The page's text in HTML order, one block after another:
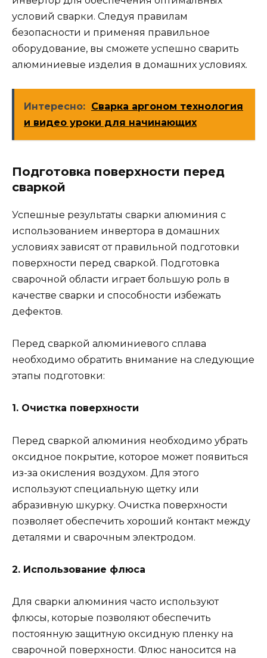
условий сварки. Следуя правилам
безопасности и применяя правильное
оборудование, вы сможете успешно сварить
алюминиевые изделия в домашних условиях.
Интересно: Сварка аргоном технология
и видео уроки для начинающих
Подготовка поверхности перед
сваркой
Успешные результаты сварки алюминия с
использованием инвертора в домашних
условиях зависят от правильной подготовки
поверхности перед сваркой. Подготовка
сварочной области играет большую роль в
качестве сварки и способности избежать
дефектов.
Перед сваркой алюминиевого сплава
необходимо обратить внимание на следующие
этапы подготовки:
1. Очистка поверхности
Перед сваркой алюминия необходимо убрать
оксидное покрытие, которое может появиться
из-за окисления воздухом. Для этого
используют специальную щетку или
абразивную шкурку. Очистка поверхности
позволяет обеспечить хороший контакт между
деталями и сварочным электродом.
2. Использование флюса
Для сварки алюминия часто используют
флюсы, которые позволяют обеспечить
постоянную защитную оксидную пленку на
сварочной поверхности. Флюс наносится на